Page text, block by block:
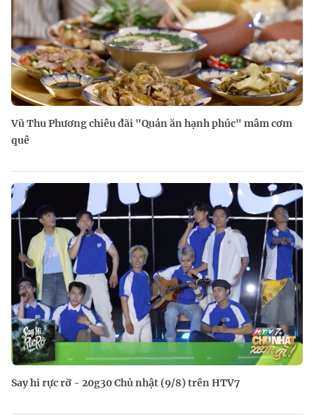
Vũ Thu Phương chiêu đãi "Quán ăn hạnh phúc" mâm cơm
quê
Say hi rực rỡ - 20g30 Chủ nhật (9/8) trên HTV7